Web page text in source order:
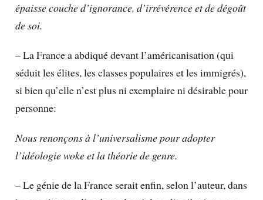
épaisse couche d’ignorance, d’irrévérence et de dégoût
de soi.
– La France a abdiqué devant l’américanisation (qui
séduit les élites, les classes populaires et les immigrés),
si bien qu’elle n’est plus ni exemplaire ni désirable pour
personne:
Nous renonçons à l’universalisme pour adopter
l’idéologie woke et la théorie de genre.
– Le génie de la France serait enfin, selon l’auteur, dans